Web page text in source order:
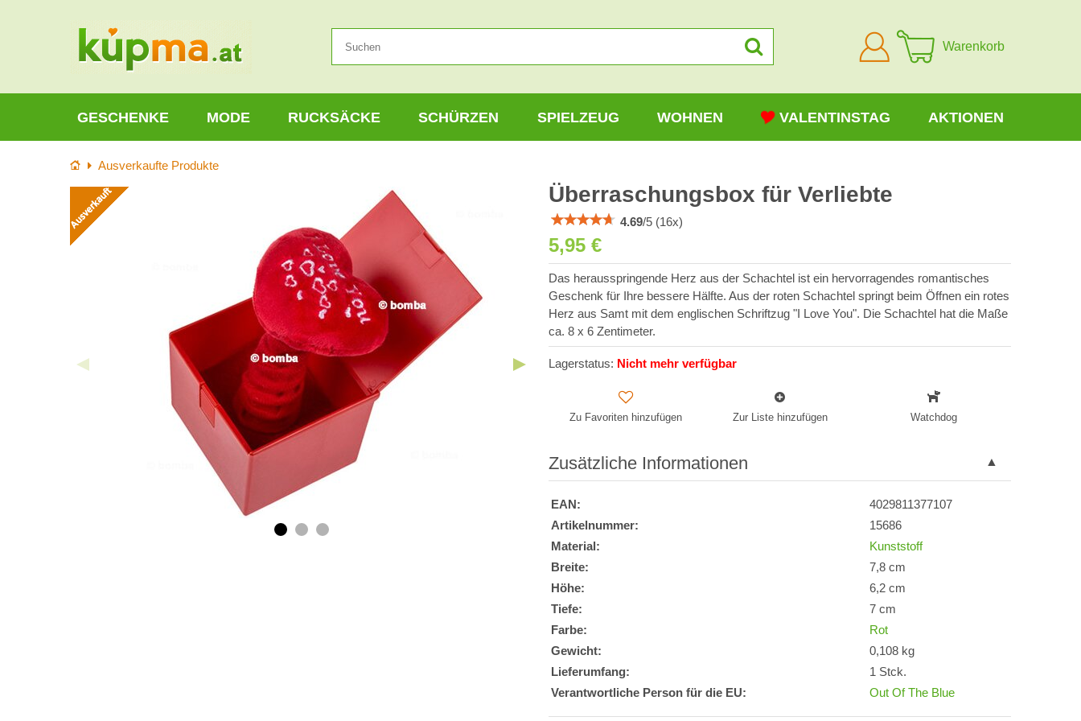
Anmelden
Warenkorb
GESCHENKE MODE RUCKSÄCKE SCHÜRZEN SPIELZEUG WOHNEN VALENTINSTAG AKTIONEN
StartseiteAusverkaufte Produkte
Überraschungsbox für Verliebte
4.69/5 (16x)
5,95 €
Das herausspringende Herz aus der Schachtel ist ein hervorragendes romantisches
Geschenk für Ihre bessere Hälfte. Aus der roten Schachtel springt beim Öffnen ein rotes
Herz aus Samt mit dem englischen Schriftzug "I Love You". Die Schachtel hat die Maße
ca. 8 x 6 Zentimeter.
Lagerstatus: Nicht mehr verfügbar
Zu Favoriten hinzufügen Zur Liste hinzufügen Watchdog
Zusätzliche Informationen
EAN:
4029811377107
Artikelnummer:
15686
Material:
Kunststoff
Breite:
7,8 cm
Höhe:
6,2 cm
Tiefe:
7 cm
Farbe:
Rot
Gewicht:
0,108 kg
Lieferumfang:
1 Stck.
Verantwortliche Person für die EU:
Out Of The Blue